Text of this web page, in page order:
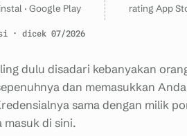
· Google Play rating App
· dicek 07/2026
dulu disadari kebanyakan
dan memasukkan
sama dengan milik
masuk di sini.